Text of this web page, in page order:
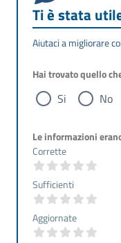
Ti è stata
Aiutaci a migliorare
Hai trovato quello
Si No
Le informazioni
Corrette
Sufficienti
Aggiornate